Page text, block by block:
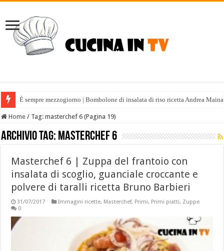
È sempre mezzogiorno | Bombolone di insalata di riso ricetta Andrea
Home / Tag:masterchef 6 (Pagina 19)
Archivio tag: masterchef 6
Masterchef 6 | Zuppa del frantoio con
insalata di scoglio, guanciale croccante e
polvere di taralli ricetta Bruno Barbieri
31/07/2017 Immagini ricette, Masterchef, Primi, Primi piatti, Zuppe
0